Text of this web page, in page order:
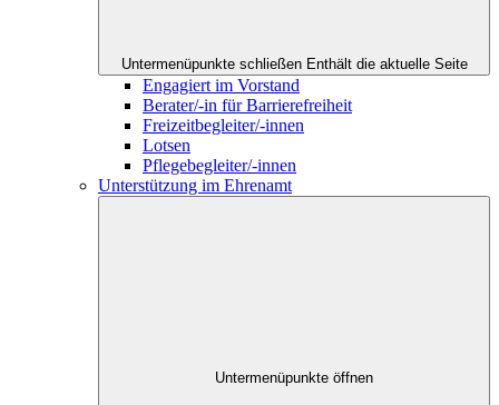
Untermenüpunkte schließen Enthält die aktuelle Seite
Engagiert im Vorstand
Berater/-in für Barrierefreiheit
Freizeitbegleiter/-innen
Lotsen
Pflegebegleiter/-innen
Unterstützung im Ehrenamt
Untermenüpunkte öffnen